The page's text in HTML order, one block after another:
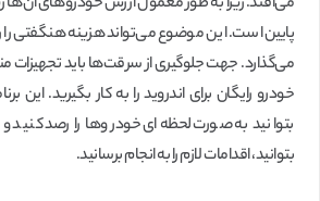
پایین است. این موضوع می‌تواند هزینه هنگفتی
می‌گذارد. جهت جلوگیری از سرقت‌ها باید تجهیزات
خودرو رایگان برای اندروید را به کار بگیرید. این
بتوانید به صورت لحظه‌ای خودروها را رصد کنید
بتوانید، اقدامات لازم را به انجام برسانید.